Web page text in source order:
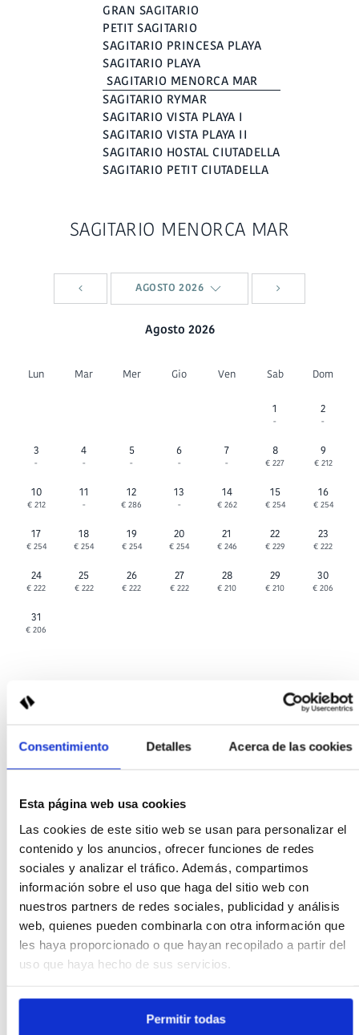
Consentimiento Detalles Acerca de las cookies
Esta página web usa cookies
Las cookies de este sitio web se usan para personalizar el
contenido y los anuncios, ofrecer funciones de redes
sociales y analizar el tráfico. Además, compartimos
información sobre el uso que haga del sitio web con
nuestros partners de redes sociales, publicidad y análisis
web, quienes pueden combinarla con otra información que
les haya proporcionado o que hayan recopilado a partir del
uso que haya hecho de sus servicios.
Permitir todas
GRAN SAGITARIO
PETIT SAGITARIO
SAGITARIO PRINCESA PLAYA
SAGITARIO PLAYA
SAGITARIO MENORCA MAR
SAGITARIO RYMAR
SAGITARIO VISTA PLAYA I
SAGITARIO VISTA PLAYA II
SAGITARIO HOSTAL CIUTADELLA
SAGITARIO PETIT CIUTADELLA
SAGITARIO MENORCA MAR
AGOSTO 2026
Agosto 2026
Lun Mar Mer Gio Ven Sab Dom
1
-
2
-
3
-
4
-
5
-
6
-
7
-
8
€ 227
9
€ 212
10
€ 212
11
-
12
€ 286
13
-
14
€ 262
15
€ 254
16
€ 254
17
€ 254
18
€ 254
19
€ 254
20
€ 254
21
€ 246
22
€ 229
23
€ 222
24
€ 222
25
€ 222
26
€ 222
27
€ 222
28
€ 210
29
€ 210
30
€ 206
31
€ 206
1
7
€ 200
8
€ 200
9
€ 200
10
€ 200 € 196 € 196 € 192
14
€ 192
15
€ 192
16
€ 192
17
€ 192
18
€ 180
19
€ 180
21
€ 158
22
€ 158
23
€ 158
24
€ 158
25
€ 154
26
€ 154 € 140
28
€ 140 € 140 € 140
all’occupazione della tua ricerca.